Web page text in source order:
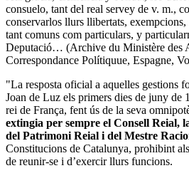
consuelo, tant del real servey de v. m.,
conservarlos llurs llibertats,
tant comuns com particulars, y
Deputació… (Archive du Ministère des
Correspondance Polítiquue, Espagne,
"La resposta oficial a aquelles gestions
Joan de Luz els primers dies de juny de
rei de França, fent ús de la seva
extingia per sempre el Consell Reial,
del Patrimoni Reial i del Mestre
Constitucions de Catalunya, prohibint
de reunir-se i d’exercir llurs funcions.